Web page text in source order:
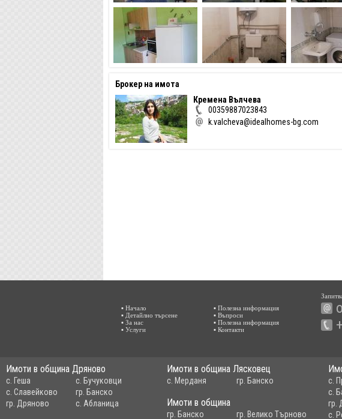
Брокер на имота
Кремена Вълчева
00359887023843
k.valcheva@idealhomes-bg.com
▪ Начало
▪ Детайлно търсене
▪ За нас
▪ Услуги
▪ Полезна информация
▪ Въпроси
▪ Полезна информация
▪ Контакти
Имоти в община Дряново
с. Геша
с. Бучуковци
с. Славейково
гр. Банско
гр. Дряново
с. Абланица
Имоти в община Лясковец
с. Мерданя гр. Банско с.
с.
гр.
с.
Имоти в община
гр. Банско гр. Велико Търново